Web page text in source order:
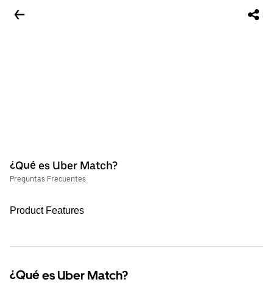
¿Qué es Uber Match?
Preguntas Frecuentes
Product Features
¿Qué es Uber Match?